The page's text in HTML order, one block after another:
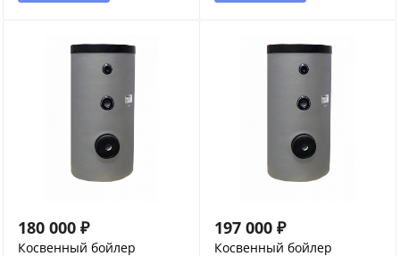
180 000 ₽
Косвенный бойлер
197 000 ₽
Косвенный бойлер